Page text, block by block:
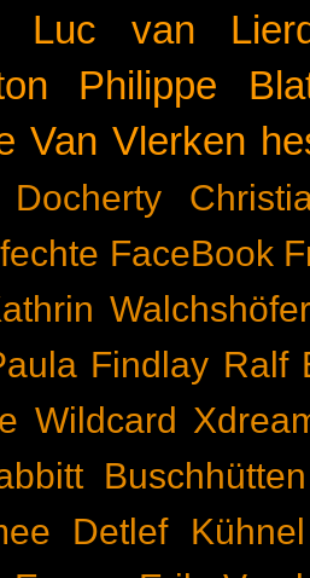
Luc van
Philippe
Van Vlerken
FaceBook
Walchshöfer
Findlay Ralf
Wildcard
Buschhütten
Detlef Kühnel